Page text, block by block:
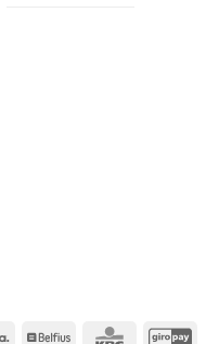
Klarna Belfius KBC